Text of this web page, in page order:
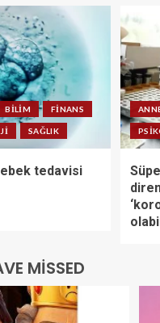
BILIM FINANS
SAĞLIK
tedavisi
MISSED